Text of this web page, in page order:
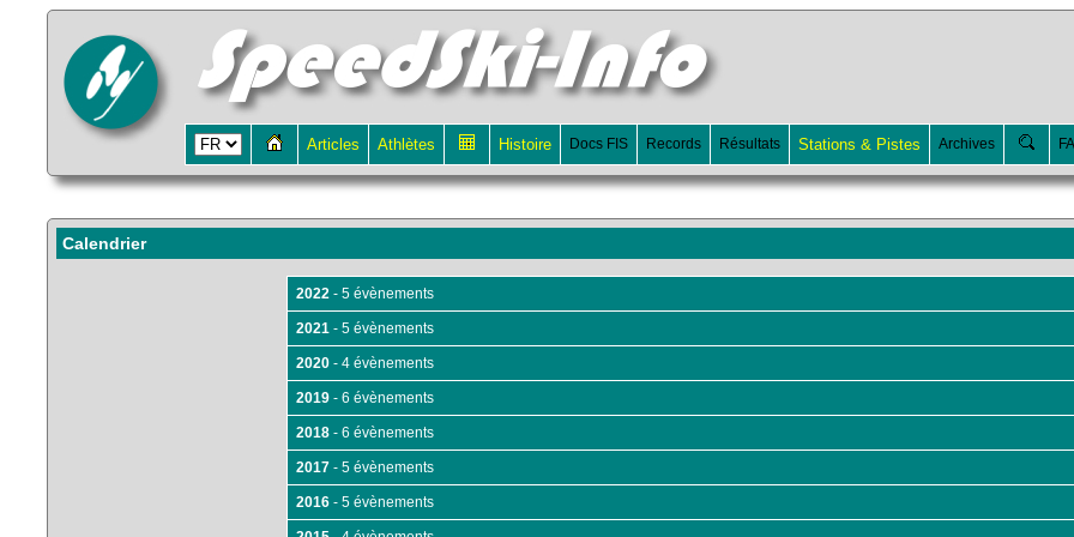
Articles Athlètes Histoire Docs FIS Records Résultats Stations & Pistes Archives
Calendrier
2022- 5 évènements
2021- 5 évènements
2020- 4 évènements
2019- 6 évènements
2018- 6 évènements
2017- 5 évènements
2016- 5 évènements